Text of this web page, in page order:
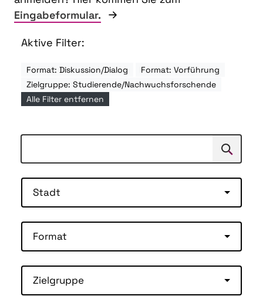
Eingabeformular.
Aktive Filter:
Format: Diskussion/Dialog
Format: Vorführung
Zielgruppe: Studierende/Nachwuchsforschende
Alle Filter entfernen
Suchen
Stadt
Format
Zielgruppe